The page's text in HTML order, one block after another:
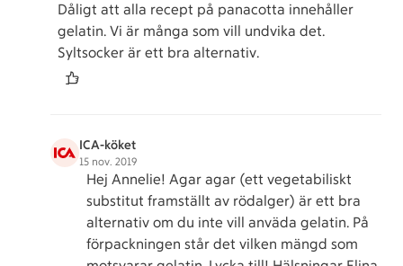
Dåligt att alla recept på panacotta innehåller
gelatin. Vi är många som vill undvika det.
Syltsocker är ett bra alternativ.
ICA-köket
15 nov. 2019
Hej Annelie! Agar agar (ett vegetabiliskt
substitut framställt av rödalger) är ett bra
alternativ om du inte vill anväda gelatin. På
förpackningen står det vilken mängd som